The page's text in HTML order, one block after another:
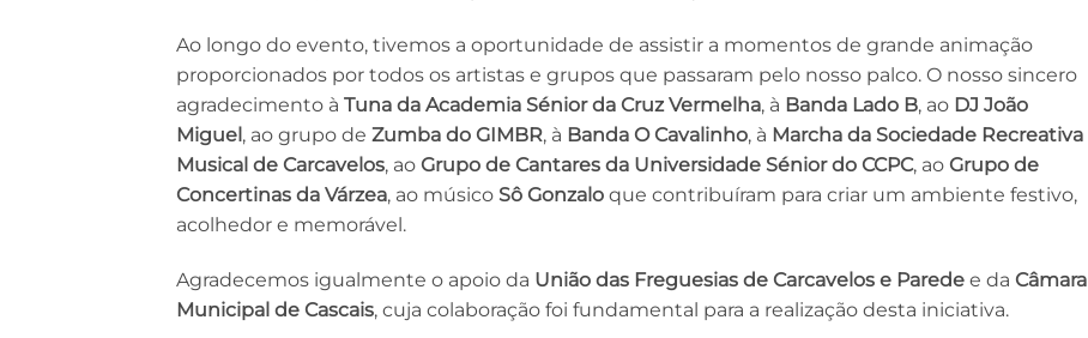
Ao longo do evento, tivemos a oportunidade de assistir a momentos de grande animação
proporcionados por todos os artistas e grupos que passaram pelo nosso palco. O nosso sincero
agradecimento à Tuna da Academia Sénior da Cruz Vermelha, à Banda Lado B, ao DJ João
Miguel , ao grupo de Zumba do GIMBR, à Banda O Cavalinho, à Marcha da Sociedade Recreativa
Musical de Carcavelos, ao Grupo de Cantares da Universidade Sénior do CCPC, ao Grupo de
Concertinas da Várzea, ao músico Sô Gonzalo que contribuíram para criar um ambiente festivo,
acolhedor e memorável.
Agradecemos igualmente o apoio da União das Freguesias de Carcavelos e Parede e da Câmara
Municipal de Cascais, cuja colaboração foi fundamental para a realização desta iniciativa.